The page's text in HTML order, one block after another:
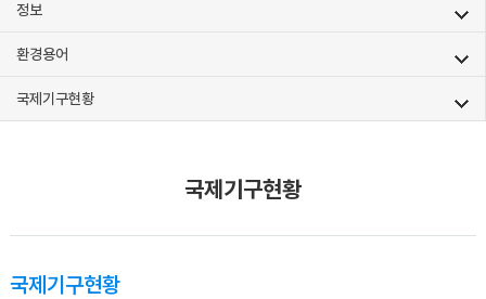
정보
환경용어
국제기구현황
국제기구현황
국제기구현황